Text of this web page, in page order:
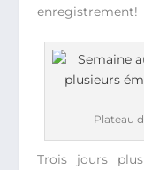
enregistrement!
Plateau
Trois jours